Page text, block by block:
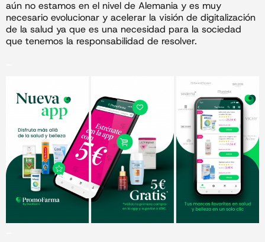
aún no estamos en el nivel de Alemania y es muy
necesario evolucionar y acelerar la visión de digitalización
de la salud ya que es una necesidad para la sociedad
que tenemos la responsabilidad de resolver.